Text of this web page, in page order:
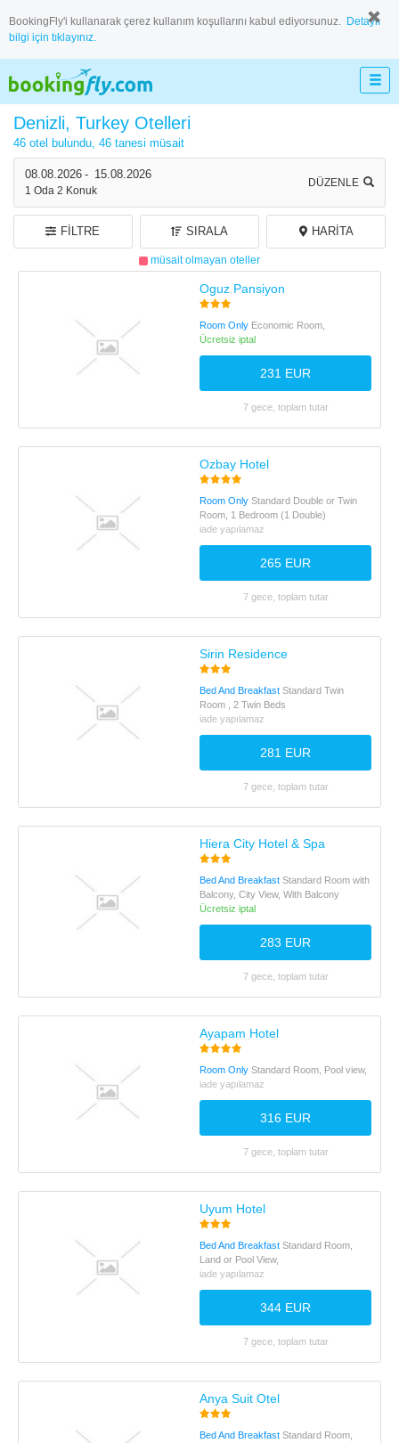
BookingFly'i kullanarak çerez kullanım koşullarını kabul ediyorsunuz. Detaylı
bilgi için tıklayınız.
08.08.2026 - 15.08.2026
1 Oda 2 Konuk
DÜZENLE
Denizli, Turkey Otelleri
46 otel bulundu, 46 tanesi müsait
müsait olmayan oteller
FILTRE SIRALA HARITA
Oguz Pansiyon
Room Only Economic Room,
Ücretsiz iptal
231 EUR
7 gece, toplam tutar
Ozbay Hotel
Room Only Standard Double or Twin
Room, 1 Bedroom (1 Double)
iade yapılamaz
265 EUR
7 gece, toplam tutar
Sirin Residence
Bed And Breakfast Standard Twin
Room , 2 Twin Beds
iade yapılamaz
281 EUR
7 gece, toplam tutar
Hiera City Hotel & Spa
Bed And Breakfast Standard Room with
Balcony, City View, With Balcony
Ücretsiz iptal
283 EUR
7 gece, toplam tutar
Ayapam Hotel
Room Only Standard Room, Pool view,
iade yapılamaz
316 EUR
7 gece, toplam tutar
Uyum Hotel
Bed And Breakfast Standard Room,
Land or Pool View,
iade yapılamaz
344 EUR
7 gece, toplam tutar
Anya Suit Otel
Bed And Breakfast Standard Room,